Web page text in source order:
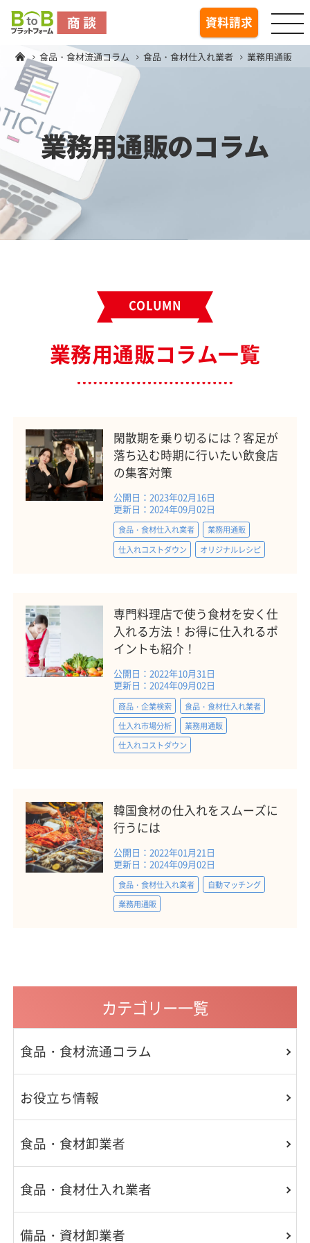
資料請求
食品・食材流通コラム 食品・食材仕入れ業者 業務用通販
業務用通販のコラム
COLUMN
業務用通販コラム一覧
閑散期を乗り切るには？客足が
落ち込む時期に行いたい飲食店
の集客対策
公開日：2023年02月16日
更新日：2024年09月02日
食品・食材仕入れ業者
業務用通販
仕入れコストダウン
オリジナルレシピ
専門料理店で使う食材を安く仕
入れる方法！お得に仕入れるポ
イントも紹介！
公開日：2022年10月31日
更新日：2024年09月02日
商品・企業検索
食品・食材仕入れ業者
仕入れ市場分析
業務用通販
仕入れコストダウン
韓国食材の仕入れをスムーズに
行うには
公開日：2022年01月21日
更新日：2024年09月02日
食品・食材仕入れ業者
自動マッチング
業務用通販
カテゴリー一覧
食品・食材流通コラム
お役立ち情報
食品・食材卸業者
食品・食材仕入れ業者
備品・資材卸業者